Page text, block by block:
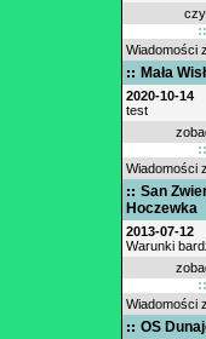
Wiadomości
Mała
2020-10-14
test
Wiadomości
San
Hoczewka
2013-07-12
Warunki
Wiadomości
OS